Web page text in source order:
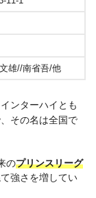
雄//南省吾/他
ンターハイとも
その名は全国で
のプリンスリーグ
強さを増してい